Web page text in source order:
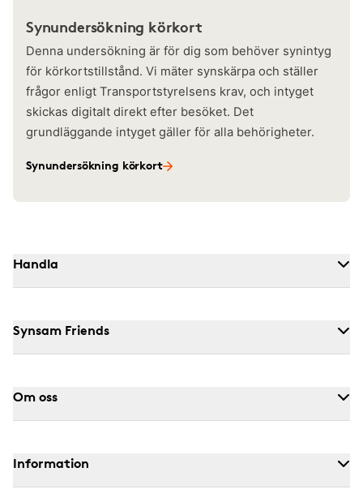
Synundersökning körkort
Denna undersökning är för dig som behöver synintyg
för körkortstillstånd. Vi mäter synskärpa och ställer
frågor enligt Transportstyrelsens krav, och intyget
skickas digitalt direkt efter besöket. Det
grundläggande intyget gäller för alla behörigheter.
Synundersökning körkort
Handla
Synsam Friends
Om oss
Information